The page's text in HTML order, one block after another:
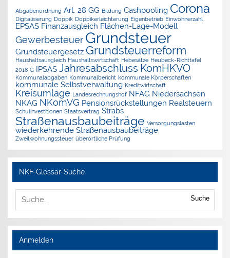
Abgabenordnung Art. 28 GG Bildung Cashpooling Corona
Digitalisierung Doppik Doppikerleichterung Eigenbetrieb Einwohnerzahl
EPSAS Finanzausgleich Flächen-Lage-Modell
Gewerbesteuer Grundsteuer
Grundsteuergesetz Grundsteuerreform
Haushaltsausgleich Haushaltswirtschaft Hebesätze Heubeck-Richttafel
2018 G IPSAS Jahresabschluss KomHKVO
Kommunalabgaben Kommunalbericht kommunale Körperschaften
kommunale Selbstverwaltung Kreditwirtschaft
Kreisumlage Landesrechnungshof NFAG Niedersachsen
NKAG NKomVG Pensionsrückstellungen Realsteuern
Schulinvestitionen Staatsvertrag Strabs
Straßenausbaubeiträge Versorgungslasten
wiederkehrende Straßenausbaubeiträge
Zweitwohnungssteuer überörtliche Prüfung
NKF-Glossar-Suche
Suche
Anmelden